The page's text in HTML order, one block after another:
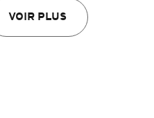
VOIR PLUS